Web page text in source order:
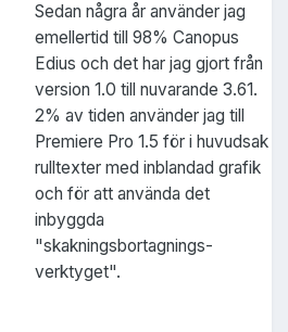
Sedan några år använder jag
emellertid till 98% Canopus
Edius och det har jag gjort från
version 1.0 till nuvarande 3.61.
2% av tiden använder jag till
Premiere Pro 1.5 för i huvudsak
rulltexter med inblandad grafik
och för att använda det
inbyggda
"skakningsbortagnings-
verktyget".